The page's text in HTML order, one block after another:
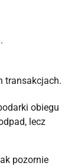
transakcjach.
obiegu
lecz
pozornie